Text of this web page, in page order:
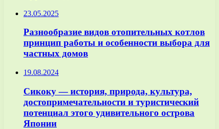
23.05.2025
Разнообразие видов отопительных котлов
принцип работы и особенности выбора для
частных домов
19.08.2024
Сикоку — история, природа, культура,
достопримечательности и туристический
потенциал этого удивительного острова
Японии